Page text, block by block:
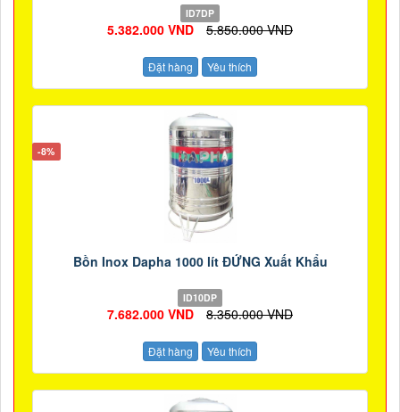
ID7DP
5.382.000 VND 5.850.000 VND
Đặt hàng Yêu thích
-8%
Bồn Inox Dapha 1000 lít ĐỨNG Xuất Khẩu
ID10DP
7.682.000 VND 8.350.000 VND
Đặt hàng Yêu thích